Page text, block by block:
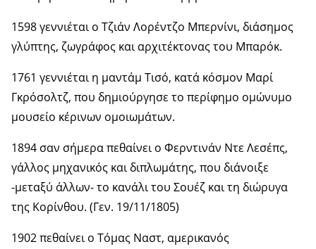
1598 γεννιέται ο Τζιάν Λορέντζο Μπερνίνι, διάσημος
γλύπτης, ζωγράφος και αρχιτέκτονας του Μπαρόκ.
1761 γεννιέται η μαντάμ Τισό, κατά κόσμον Μαρί
Γκρόσολτζ, που δημιούργησε το περίφημο ομώνυμο
μουσείο κέρινων ομοιωμάτων.
1894 σαν σήμερα πεθαίνει ο Φερντινάν Ντε Λεσέπς,
γάλλος μηχανικός και διπλωμάτης, που διάνοιξε
-μεταξύ άλλων- το κανάλι του Σουέζ και τη διώρυγα
της Κορίνθου. (Γεν. 19/11/1805)
1902 πεθαίνει ο Τόμας Ναστ, αμερικανός